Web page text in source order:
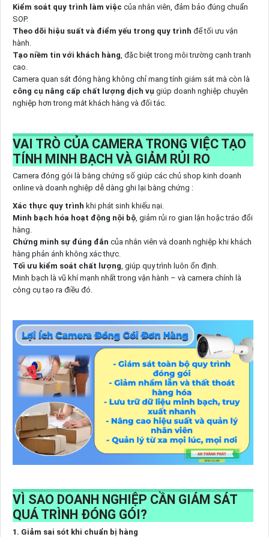
Kiểm soát quy trình làm việc của nhân viên, đảm bảo đúng chuẩn
SOP.
Theo dõi hiệu suất và điểm yếu trong quy trình để tối ưu vận
hành.
Tạo niềm tin với khách hàng , đặc biệt trong môi trường cạnh tranh
cao.
Camera quan sát đóng hàng không chỉ mang tính giám sát mà còn là
công cụ nâng cấp chất lượng dịch vụ giúp doanh nghiệp chuyên
nghiệp hơn trong mắt khách hàng và đối tác.
VAI TRÒ CỦA CAMERA TRONG VIỆC TẠO
TÍNH MINH BẠCH VÀ GIẢM RỦI RO
Camera đóng gói là bằng chứng số giúp các chủ shop kinh doanh
online và doanh nghiệp dễ dàng ghi lại bằng chứng :
Xác thực quy trình khi phát sinh khiếu nại.
Minh bạch hóa hoạt động nội bộ, giảm rủi ro gian lận hoặc tráo đổi
hàng.
Chứng minh sự đúng đắn của nhân viên và doanh nghiệp khi khách
hàng phản ánh không xác thực.
Tối ưu kiểm soát chất lượng, giúp quy trình luôn ổn định.
Minh bạch là vũ khí mạnh nhất trong vận hành – và camera chính là
công cụ tạo ra điều đó.
VÌ SAO DOANH NGHIỆP CẦN GIÁM SÁT
QUÁ TRÌNH ĐÓNG GÓI?
1. Giảm sai sót khi chuẩn bị hàng